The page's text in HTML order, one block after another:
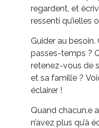
regardent, et
ressenti qu’ielles
Guider au besoin.
passes-temps ?
retenez-vous de
et sa famille ?
éclairer !
Quand chacun.e
n’avez plus qu’à